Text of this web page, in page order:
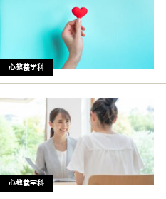
心教養学科
心教養学科